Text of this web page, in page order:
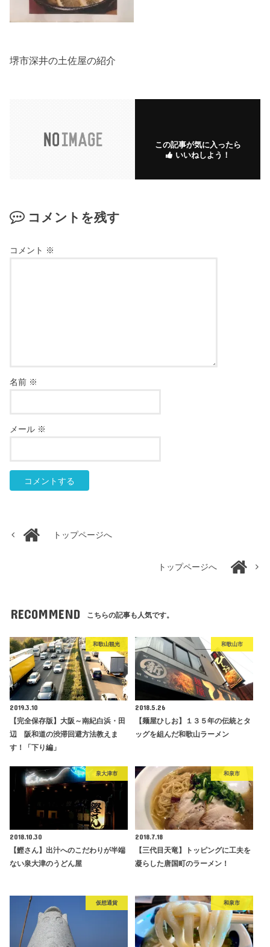
堺市深井の土佐屋の紹介
この記事が気に入ったら
いいねしよう！
コメントを残す
コメント ※
名前 ※
メール ※
トップページへ
トップページへ
RECOMMEND こちらの記事も人気です。
和歌山観光
2019.3.10
【完全保存版】大阪～南紀白浜・田
辺 阪和道の渋滞回避方法教えま
す！「下り編」
和歌山市
2018.5.26
【麺屋ひしお】１３５年の伝統とタ
ッグを組んだ和歌山ラーメン
泉大津市
2018.10.30
【鰹さん】出汁へのこだわりが半端
ない泉大津のうどん屋
和泉市
2018.7.18
【三代目天竜】トッピングに工夫を
凝らした唐国町のラーメン！
仮想通貨 和泉市